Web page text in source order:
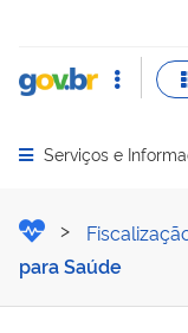
Abrir menu
Serviços e
para Saúde